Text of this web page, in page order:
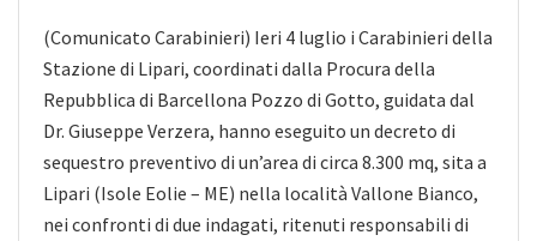
(Comunicato Carabinieri) Ieri 4 luglio i Carabinieri della
Stazione di Lipari, coordinati dalla Procura della
Repubblica di Barcellona Pozzo di Gotto, guidata dal
Dr. Giuseppe Verzera, hanno eseguito un decreto di
sequestro preventivo di un’area di circa 8.300 mq, sita a
Lipari (Isole Eolie – ME) nella località Vallone Bianco,
nei confronti di due indagati, ritenuti responsabili di